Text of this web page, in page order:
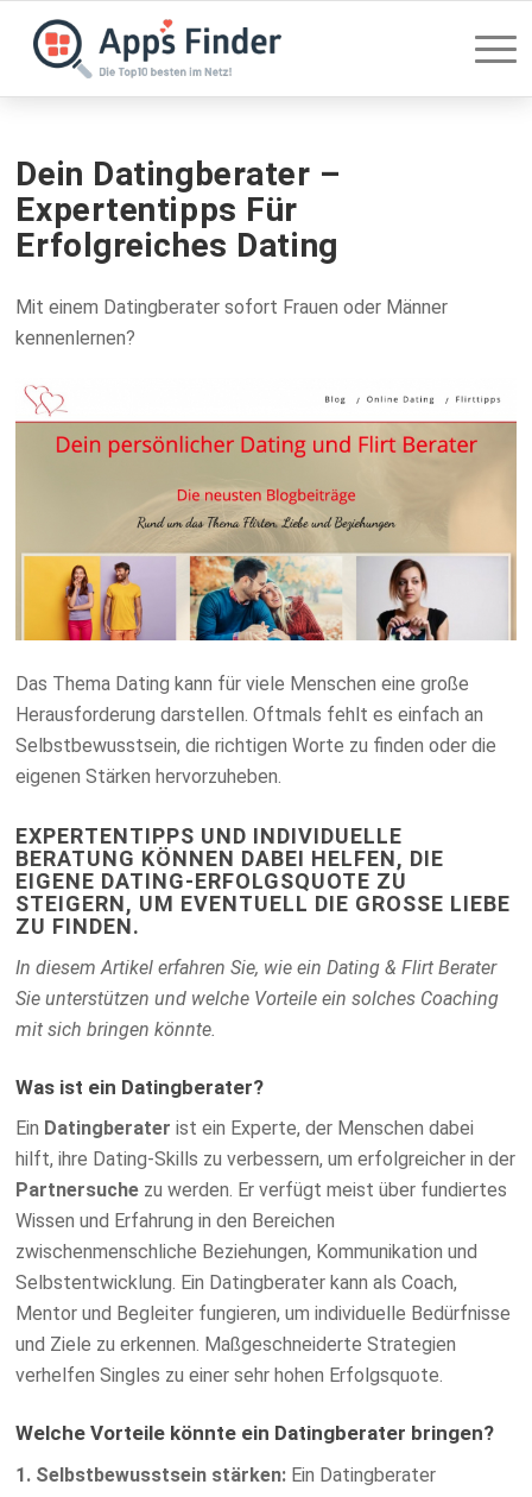
Dein Datingberater –
Expertentipps Für
Erfolgreiches Dating
Mit einem Datingberater sofort Frauen oder Männer
kennenlernen?
Das Thema Dating kann für viele Menschen eine große
Herausforderung darstellen. Oftmals fehlt es einfach an
Selbstbewusstsein, die richtigen Worte zu finden oder die
eigenen Stärken hervorzuheben.
EXPERTENTIPPS UND INDIVIDUELLE
BERATUNG KÖNNEN DABEI HELFEN, DIE
EIGENE DATING-ERFOLGSQUOTE ZU
STEIGERN, UM EVENTUELL DIE GROSSE LIEBE Z
U FINDEN.
In diesem Artikel erfahren Sie, wie ein Dating & Flirt Berater
Sie unterstützen und welche Vorteile ein solches Coaching
mit sich bringen könnte.
Was ist ein Datingberater?
Ein Datingberater ist ein Experte, der Menschen dabei
hilft, ihre Dating-Skills zu verbessern, um erfolgreicher in der
Partnersuche zu werden. Er verfügt meist über fundiertes
Wissen und Erfahrung in den Bereichen
zwischenmenschliche Beziehungen, Kommunikation und
Selbstentwicklung. Ein Datingberater kann als Coach,
Mentor und Begleiter fungieren, um individuelle Bedürfnisse
und Ziele zu erkennen. Maßgeschneiderte Strategien
verhelfen Singles zu einer sehr hohen Erfolgsquote.
Welche Vorteile könnte ein Datingberater bringen?
1. Selbstbewusstsein stärken: Ein Datingberater